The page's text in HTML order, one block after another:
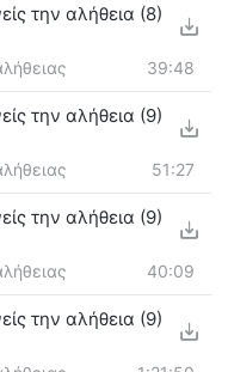
την αλήθεια (8)
39:48
την αλήθεια (9)
51:27
την αλήθεια (9)
40:09
την αλήθεια (9)